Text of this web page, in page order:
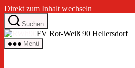
Direkt zum Inhalt wechseln
Suchen
FV Rot-Weiß 90 Hellersdorf
Menü